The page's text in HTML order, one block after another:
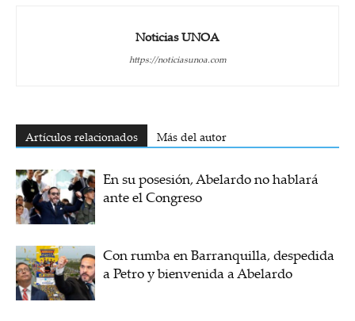
Noticias UNOA
https://noticiasunoa.com
Artículos relacionados Más del autor
En su posesión, Abelardo no hablará
ante el Congreso
Con rumba en Barranquilla, despedida
a Petro y bienvenida a Abelardo